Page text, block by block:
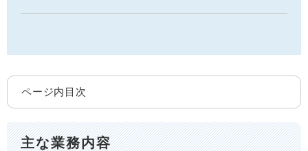
ページ内目次
主な業務内容